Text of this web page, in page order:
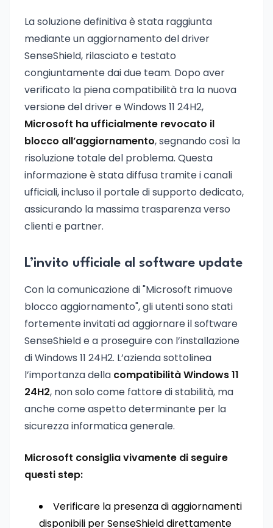
La soluzione definitiva è stata raggiunta
mediante un aggiornamento del driver
SenseShield, rilasciato e testato
congiuntamente dai due team. Dopo aver
verificato la piena compatibilità tra la nuova
versione del driver e Windows 11 24H2,
Microsoft ha ufficialmente revocato il
blocco all’aggiornamento, segnando così la
risoluzione totale del problema. Questa
informazione è stata diffusa tramite i canali
ufficiali, incluso il portale di supporto dedicato,
assicurando la massima trasparenza verso
clienti e partner.
L’invito ufficiale al software update
Con la comunicazione di "Microsoft rimuove
blocco aggiornamento", gli utenti sono stati
fortemente invitati ad aggiornare il software
SenseShield e a proseguire con l’installazione
di Windows 11 24H2. L’azienda sottolinea
l’importanza della compatibilità Windows 11
24H2, non solo come fattore di stabilità, ma
anche come aspetto determinante per la
sicurezza informatica generale.
Microsoft consiglia vivamente di seguire
questi step:
Verificare la presenza di aggiornamenti
disponibili per SenseShield direttamente